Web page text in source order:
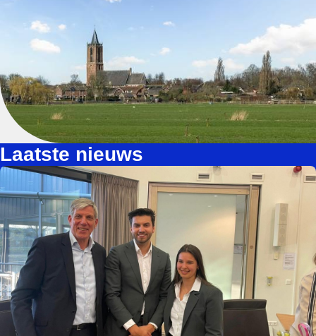
Laatste nieuws